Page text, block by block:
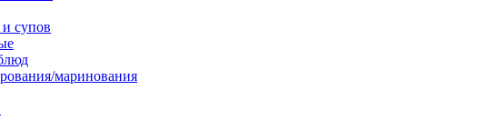
супов
маринования